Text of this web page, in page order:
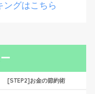
ングはこちら
[STEP2]お金の節約術